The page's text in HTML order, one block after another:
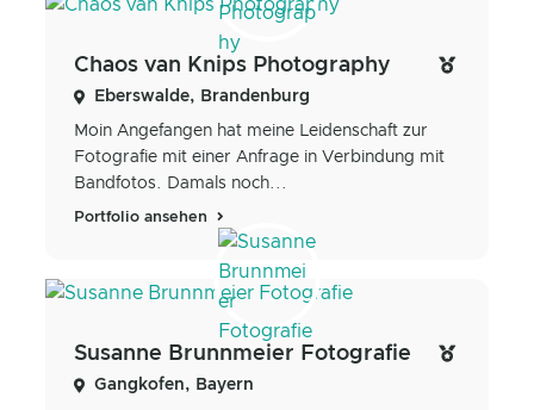
Chaos van Knips Photography
Eberswalde, Brandenburg
Moin Angefangen hat meine Leidenschaft zur
Fotografie mit einer Anfrage in Verbindung mit
Bandfotos. Damals noch...
Portfolio ansehen
Susanne Brunnmeier Fotografie
Gangkofen, Bayern